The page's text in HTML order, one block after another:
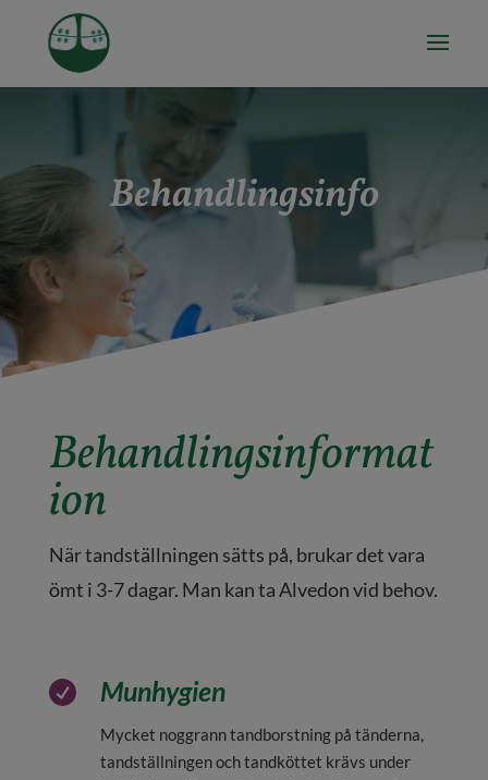
Behandlingsinfo
Behandlingsinformat
ion
När tandställningen sätts på, brukar det vara
ömt i 3-7 dagar. Man kan ta Alvedon vid behov.
 Munhygien
Mycket noggrann tandborstning på tänderna,
tandställningen och tandköttet krävs under